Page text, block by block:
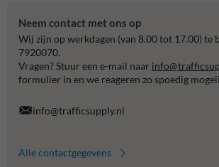
Neem contact met ons op
Wij zijn op werkdagen (van 8.00 tot 17.00) te
7920070.
Vragen? Stuur een e-mail naar
formulier in en we reageren zo spoedig
info@trafficsupply.nl
Alle contactgegevens